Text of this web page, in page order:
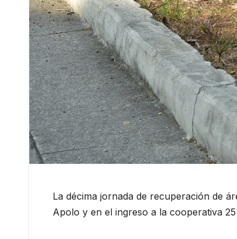
La décima jornada de recuperación de
Apolo y en el ingreso a la cooperativa